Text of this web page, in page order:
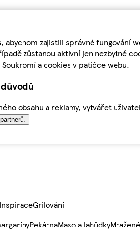
zajistili správné
zůstanou aktivní jen nezbytné
a cookies v patičce webu.
obsahu a reklamy, vytvářet
InspiraceGrilování
PekárnaMaso a lahůdkyMražené